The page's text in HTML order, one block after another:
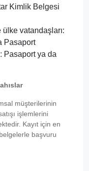
Kimlik Belgesi
vatandaşları:
Pasaport
Pasaport ya da
müşterilerinin
işlemlerini
Kayıt için en
başvuru